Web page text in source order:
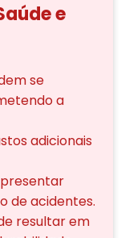
e
se
a
adicionais
de acidentes.
resultar em